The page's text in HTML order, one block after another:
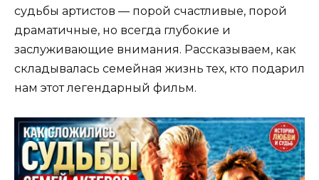
судьбы артистов — порой счастливые, порой
драматичные, но всегда глубокие и
заслуживающие внимания. Рассказываем, как
складывалась семейная жизнь тех, кто подарил
нам этот легендарный фильм.